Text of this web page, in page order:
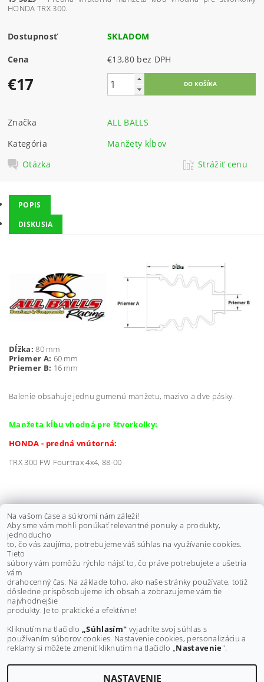
HONDA TRX 300.
Dostupnosť SKLADOM
Cena €13,80 bez DPH
€17
Značka
ALL BALLS
Kategória
Manžety kĺbov
Otázka
Strážiť cenu
POPIS
DISKUSIA
Dĺžka: 80 mm
Priemer A: 60 mm
Priemer B: 16 mm
Balenie obsahuje jednu gumenú manžetu, mazivo a dve pásky.
Manžeta kĺbu vhodná pre štvorkolky:
HONDA - predná vnútorná:
TRX 300 FW Fourtrax 4x4, 88-00
KLIEŠTE NA ZAISŤOVACIE PÁSKY
MANŽIET
€30 bez DPH
€36,90
Buďte prvý, kto napíše príspevok k tejto položke.
Na vašom čase a súkromí nám záleží!
Aby sme vám mohli ponúkať relevantné ponuky a produkty,
jednoducho
to, čo vás zaujíma, potrebujeme váš súhlas na využívanie cookies.
Tieto
súbory vám pomôžu rýchlo nájsť to, čo práve potrebujete a ušetria
vám
drahocenný čas. Na základe toho, ako naše stránky používate, totiž
dôsledne prispôsobujeme ich obsah a zobrazujeme vám tie
najvhodnejšie
produkty. Je to praktické a efektívne!
Kliknutím na tlačidlo „Súhlasím" vyjadríte svoj súhlas s
používaním súborov cookies. Nastavenie cookies, personalizáciu a
reklamy si môžete zmeniť kliknutím na tlačidlo „Nastavenie".
NASTAVENIE